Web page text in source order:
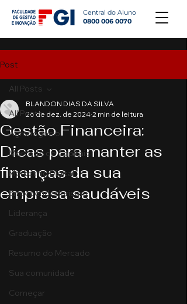
Central do Aluno
0800 006 0070
Post
All Posts
Agronegócio
Mercado de Capitais
Marketing Digital
Empreendedorismo
Liderança
Graduação
Resumo do Mercado
Sua comunidade
Começar
All Posts
Gestão Financeira:
Dicas para manter as
finanças da sua
empresa saudáveis
BLANDON DIAS DA SILVA
26 de dez. de 2024 2 min de leitura